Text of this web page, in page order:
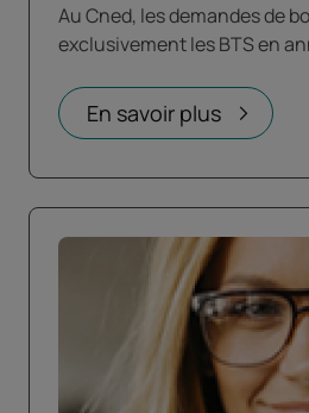
Au Cned, les demandes de
exclusivement les BTS en
En savoir plus